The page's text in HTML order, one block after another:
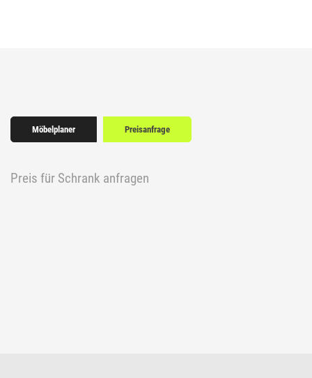
Möbelplaner Preisanfrage
Preis für Schrank anfragen